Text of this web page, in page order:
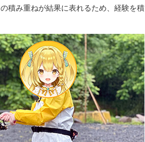
積み重ねが結果に表れるため、経験を積